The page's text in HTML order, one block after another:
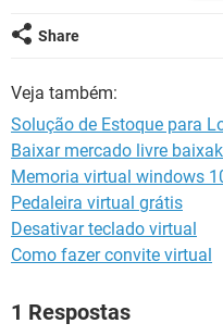
Att.
Leo Gomes
Share
Veja também:
Solução de Estoque para
Baixar mercado livre
Memoria virtual windows
Pedaleira virtual grátis
Desativar teclado virtual
Como fazer convite virtual
1 Respostas